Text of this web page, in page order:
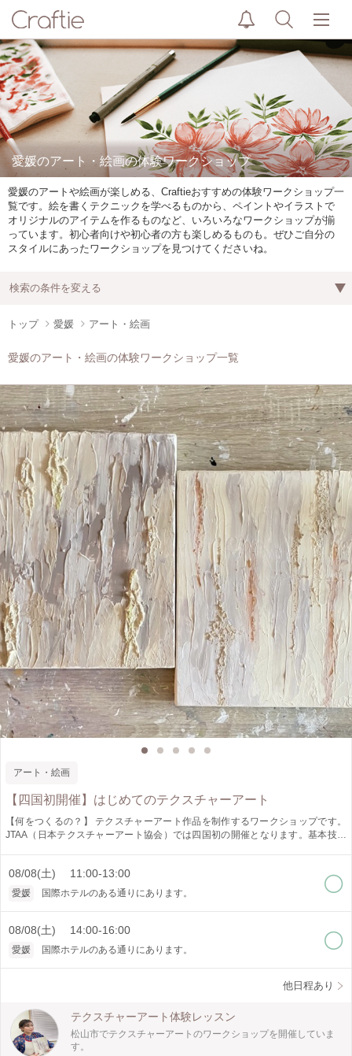
愛媛のアート・絵画の体験ワークショップ
愛媛のアートや絵画が楽しめる、Craftieおすすめの体験ワークショップ一
覧です。絵を書くテクニックを学べるものから、ペイントやイラストで
オリジナルのアイテムを作るものなど、いろいろなワークショップが揃
っています。初心者向けや初心者の方も楽しめるものも。ぜひご自分の
スタイルにあったワークショップを見つけてくださいね。
検索の条件を変える
トップ 愛媛 アート・絵画
愛媛のアート・絵画の体験ワークショップ一覧
アート・絵画
【四国初開催】はじめてのテクスチャーアート
【何をつくるの？】 テクスチャーアート作品を制作するワークショップです。
JTAA（日本テクスチャーアート協会）では四国初の開催となります。基本技法
様は2パターンから選択】 ①ツインズ ２枚のキャンバスに描きます。 キャンバ
スのサイズは273×220㎜。 ②円キャンバス1枚 直径300㎜ 【ここがオススメ！】
ます。 【どんな人が対象？】 少人数でゆっくり丁寧にお教えしますので、初心
ーアートって？＊ テクスチャーとは、感触・質感などのことを意味し、絵肌・
＊講師からメッセージ＊ JTAA認定ディプロマイザーの渡部サヤカと申します！
アが完成しますよ。 ワークショップ中に色々お話できることを楽しみにしてい
ます^^
08/08(土) 11:00-13:00
愛媛 国際ホテルのある通りにあります。
08/08(土) 14:00-16:00
愛媛 国際ホテルのある通りにあります。
他日程あり
テクスチャーアート体験レッスン
松山市でテクスチャーアートのワークショップを開催していま
す。